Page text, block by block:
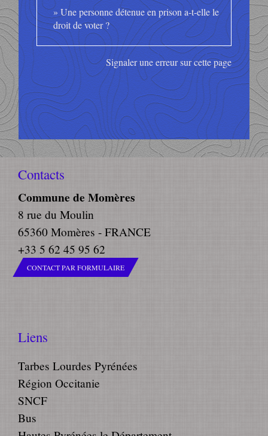
Une personne détenue en prison a-t-elle le
droit de voter ?
Signaler une erreur sur cette page
Contacts
Commune de Momères
8 rue du Moulin
65360 Momères - FRANCE
+33 5 62 45 95 62
CONTACT PAR FORMULAIRE
Liens
Tarbes Lourdes Pyrénées
Région Occitanie
SNCF
Bus